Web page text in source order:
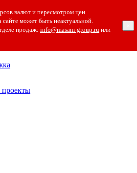
валют и пересмотром цен
сайте может быть неактуальной.
продаж: info@masam-group.ru или